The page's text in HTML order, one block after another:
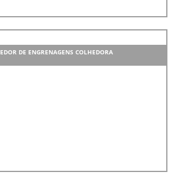
DE ENGRENAGENS COLHEDORA